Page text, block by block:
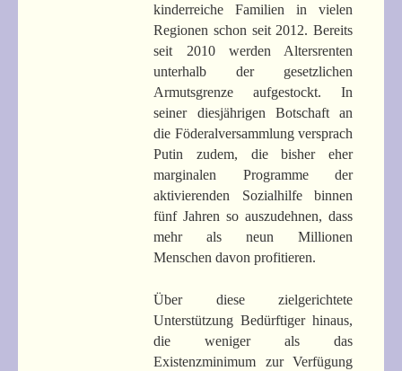
kinderreiche Familien in vielen
Regionen schon seit 2012. Bereits
seit 2010 werden Altersrenten
unterhalb der gesetzlichen
Armutsgrenze aufgestockt. In
seiner diesjährigen Botschaft an
die Föderalversammlung versprach
Putin zudem, die bisher eher
marginalen Programme der
aktivierenden Sozialhilfe binnen
fünf Jahren so auszudehnen, dass
mehr als neun Millionen
Menschen davon profitieren.
Über diese zielgerichtete
Unterstützung Bedürftiger hinaus,
die weniger als das
Existenzminimum zur Verfügung